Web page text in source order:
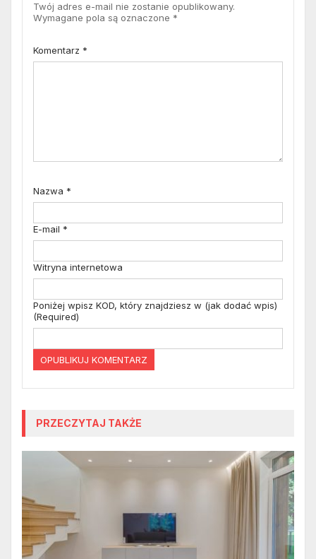
Twój adres e-mail nie zostanie opublikowany.
Wymagane pola są oznaczone *
Komentarz *
Nazwa *
E-mail *
Witryna internetowa
Poniżej wpisz KOD, który znajdziesz w (jak dodać wpis)
(Required)
PRZECZYTAJ TAKŻE